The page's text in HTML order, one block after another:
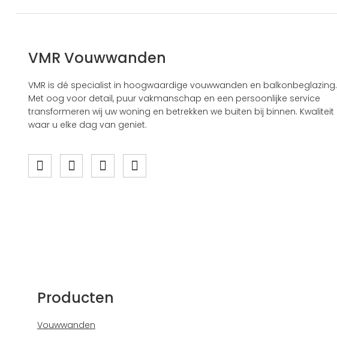
VMR Vouwwanden
VMR is dé specialist in hoogwaardige vouwwanden en balkonbeglazing.
Met oog voor detail, puur vakmanschap en een persoonlijke service
transformeren wij uw woning en betrekken we buiten bij binnen. Kwaliteit
waar u elke dag van geniet.
Producten
Vouwwanden